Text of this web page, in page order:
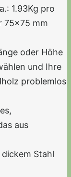
1.93Kg pro
75x75 mm
oder Höhe
und Ihre
problemlos
aus
Stahl